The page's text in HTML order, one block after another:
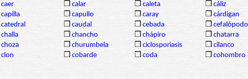
caer ❒ calar ❒ caleta ❒ cáliz
capilla ❒ capullo ❒ caray ❒ cárdigan
catedral ❒ caudal ❒ cebada ❒ cefalópodo
challa ❒ chancho ❒ chápiro ❒ chatarra
choza ❒ churumbela ❒ ciclosporiasis ❒ cilanco
clon ❒ cobarde ❒ coda ❒ cohombro